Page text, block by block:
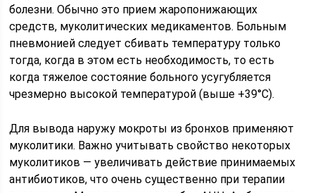
болезни. Обычно это прием жаропонижающих
средств, муколитических медикаментов. Больным
пневмонией следует сбивать температуру только
тогда, когда в этом есть необходимость, то есть
когда тяжелое состояние больного усугубляется
чрезмерно высокой температурой (выше +39°С).
Для вывода наружу мокроты из бронхов применяют
муколитики. Важно учитывать свойство некоторых
муколитиков — увеличивать действие принимаемых
антибиотиков, что очень существенно при терапии